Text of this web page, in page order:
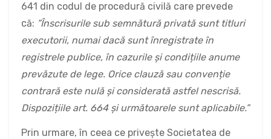
641 din codul de procedură civilă care prevede
că: ”Înscrisurile sub semnătură privată sunt titluri
executorii, numai dacă sunt înregistrate în
registrele publice, în cazurile și condițiile anume
prevăzute de lege. Orice clauză sau convenție
contrară este nulă și considerată astfel nescrisă.
Dispozițiile art. 664 și următoarele sunt aplicabile.”
Prin urmare, în ceea ce privește Societatea de